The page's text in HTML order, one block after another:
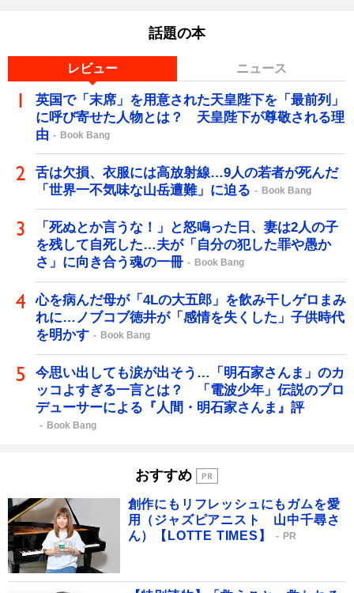
話題の本
レビュー ニュース
英国で「末席」を用意された天皇陛下を「最前列」
に呼び寄せた人物とは？ 天皇陛下が尊敬される理
由
Book Bang
舌は欠損、衣服には高放射線…9人の若者が死んだ
「世界一不気味な山岳遭難」に迫る
Book Bang
「死ぬとか言うな！」と怒鳴った日、妻は2人の子
を残して自死した…夫が「自分の犯した罪や愚か
さ」に向き合う魂の一冊
Book Bang
心を病んだ母が「4Lの大五郎」を飲み干しゲロまみ
れに…ノブコブ徳井が「感情を失くした」子供時代
を明かす
Book Bang
今思い出しても涙が出そう…「明石家さんま」のカ
ッコよすぎる一言とは？ 「電波少年」伝説のプロ
デューサーによる『人間・明石家さんま』評
Book Bang
おすすめ
創作にもリフレッシュにもガムを愛
用（ジャズピアニスト 山中千尋さ
ん）【LOTTE TIMES】
PR